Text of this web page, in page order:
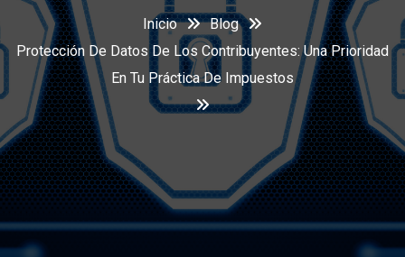
Inicio
Blog
Protección De Datos De Los Contribuyentes: Una Prioridad
En Tu Práctica De Impuestos